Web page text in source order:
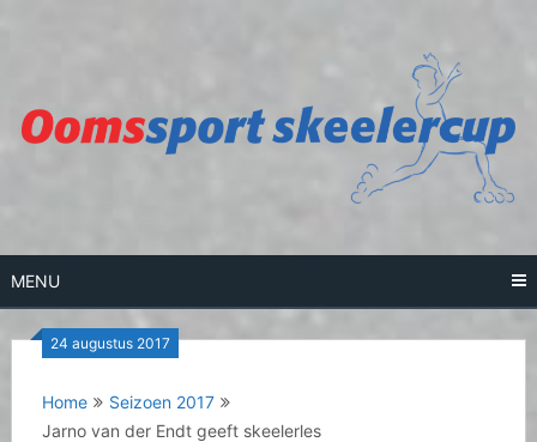
MENU
24 augustus 2017
Home
Seizoen 2017
Jarno van der Endt geeft skeelerles